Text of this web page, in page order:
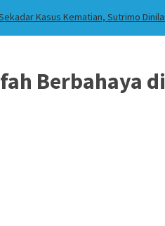
Kasus Kematian, Sutrimo
Berbahaya